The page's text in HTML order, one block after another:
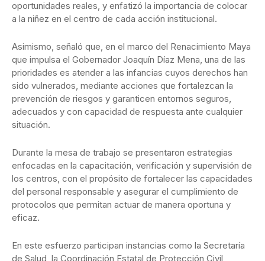
oportunidades reales, y enfatizó la importancia de colocar
a la niñez en el centro de cada acción institucional.
Asimismo, señaló que, en el marco del Renacimiento Maya
que impulsa el Gobernador Joaquín Díaz Mena, una de las
prioridades es atender a las infancias cuyos derechos han
sido vulnerados, mediante acciones que fortalezcan la
prevención de riesgos y garanticen entornos seguros,
adecuados y con capacidad de respuesta ante cualquier
situación.
Durante la mesa de trabajo se presentaron estrategias
enfocadas en la capacitación, verificación y supervisión de
los centros, con el propósito de fortalecer las capacidades
del personal responsable y asegurar el cumplimiento de
protocolos que permitan actuar de manera oportuna y
eficaz.
En este esfuerzo participan instancias como la Secretaría
de Salud, la Coordinación Estatal de Protección Civil